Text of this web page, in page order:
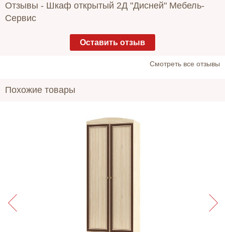
Отзывы - Шкаф открытый 2Д "Дисней" Мебель-
Сервис
Оставить отзыв
Cмотреть все отзывы
Похожие товары